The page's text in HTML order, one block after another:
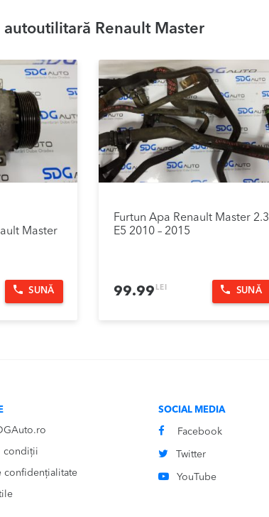
Renault Master
Master
SUNĂ
Furtun Apa Renault Master 2.3
E5 2010 – 2015
99.99 LEI SUNĂ
condiții
confidențialitate
SOCIAL MEDIA
Facebook
Twitter
YouTube